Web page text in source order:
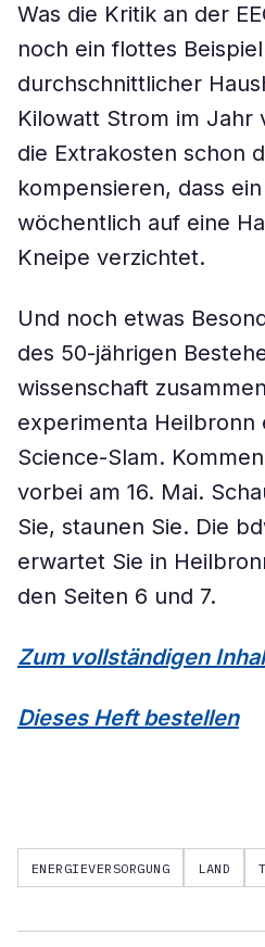
Was die Kritik an der
noch ein flottes
durchschnittlicher
Kilowatt Strom im Jahr
die Extrakosten schon
kompensieren, dass
wöchentlich auf eine
Kneipe verzichtet.
Und noch etwas
des 50-jährigen
wissenschaft
experimenta Heilbronn
Science-Slam.
vorbei am 16. Mai.
Sie, staunen Sie. Die
erwartet Sie in
den Seiten 6 und 7.
Zum vollständigen
Dieses Heft bestellen
ENERGIEVERSORGUNG LAND